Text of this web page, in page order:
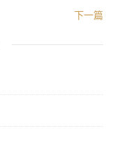
下一篇